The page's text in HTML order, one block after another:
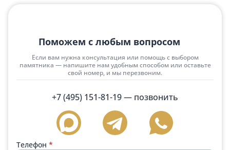
Поможем с любым вопросом
Если вам нужна консультация или помощь с выбором
памятника — напишите нам удобным способом или оставьте
свой номер, и мы перезвоним.
+7 (495) 151-81-19— позвонить
Телефон *